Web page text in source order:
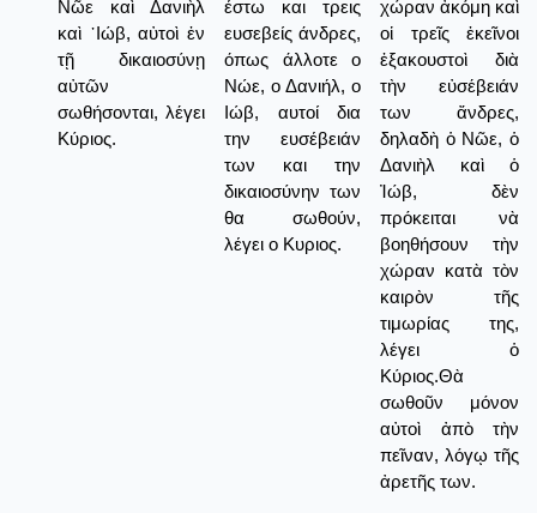
Νῶε καὶ Δανιὴλ
καὶ ᾿Ιώβ, αὐτοὶ ἐν
τῇ δικαιοσύνῃ
αὐτῶν
σωθήσονται, λέγει
Κύριος.
έστω και τρεις
ευσεβείς άνδρες,
όπως άλλοτε ο
Νώε, ο Δανιήλ, ο
Ιώβ, αυτοί δια
την ευσέβειάν
των και την
δικαιοσύνην των
θα σωθούν,
λέγει ο Κυριος.
χώραν ἀκόμη καὶ
οἱ τρεῖς ἐκεῖνοι
ἐξακουστοὶ διὰ
τὴν εὐσέβειάν
των ἄνδρες,
δηλαδὴ ὁ Νῶε, ὁ
Δανιὴλ καὶ ὁ
Ἰώβ, δὲν
πρόκειται νὰ
βοηθήσουν τὴν
χώραν κατὰ τὸν
καιρὸν τῆς
τιμωρίας της,
λέγει ὁ
Κύριος.Θὰ
σωθοῦν μόνον
αὐτοὶ ἀπὸ τὴν
πεῖναν, λόγῳ τῆς
ἀρετῆς των.